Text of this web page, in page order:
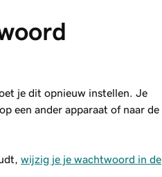
je dit opnieuw instellen. Je
een ander apparaat of naar de
wijzig je je wachtwoord in de